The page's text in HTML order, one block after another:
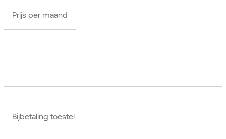
Prijs per maand
Bijbetaling toestel